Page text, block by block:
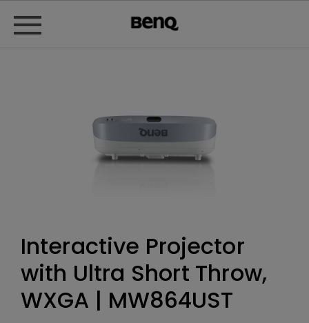
Interactive Projector
with Ultra Short Throw,
WXGA | MW864UST